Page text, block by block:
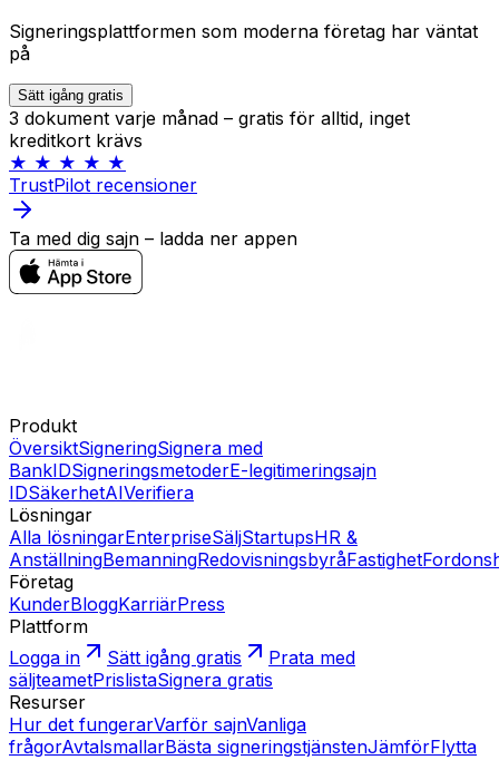
Signeringsplattformen som moderna företag har väntat
på
Sätt igång gratis
3 dokument varje månad – gratis för alltid, inget
kreditkort krävs
★ ★ ★ ★ ★
TrustPilot recensioner
Ta med dig sajn – ladda ner appen
Produkt
ÖversiktSigneringSignera med
BankIDSigneringsmetoderE-legitimeringsajn
IDSäkerhetAIVerifiera
Lösningar
Alla lösningarEnterpriseSäljStartupsHR &
AnställningBemanningRedovisningsbyråFastighet
Företag
KunderBloggKarriärPress
Plattform
Logga in
Sätt igång gratis
Prata med
säljteametPrislistaSignera gratis
Resurser
Hur det fungerarVarför sajnVanliga
frågorAvtalsmallarBästa signeringstjänstenJämförFlytta